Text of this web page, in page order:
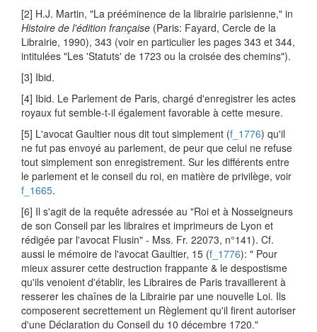
[2] H.J. Martin, "La prééminence de la librairie parisienne," in
Histoire de l'édition française (Paris: Fayard, Cercle de la
Librairie, 1990), 343 (voir en particulier les pages 343 et 344,
intitulées "Les 'Statuts' de 1723 ou la croisée des chemins").
[3] Ibid.
[4] Ibid. Le Parlement de Paris, chargé d'enregistrer les actes
royaux fut semble-t-il également favorable à cette mesure.
[5] L'avocat Gaultier nous dit tout simplement (f_1776) qu'il
ne fut pas envoyé au parlement, de peur que celui ne refuse
tout simplement son enregistrement. Sur les différents entre
le parlement et le conseil du roi, en matière de privilège, voir
f_1665.
[6] Il s'agit de la requête adressée au "Roi et à Nosseigneurs
de son Conseil par les libraires et imprimeurs de Lyon et
rédigée par l'avocat Flusin" - Mss. Fr. 22073, n°141). Cf.
aussi le mémoire de l'avocat Gaultier, 15 (f_1776): " Pour
mieux assurer cette destruction frappante & le despostisme
qu'ils venoient d'établir, les Libraires de Paris travaillerent à
resserer les chaînes de la Librairie par une nouvelle Loi. Ils
composerent secrettement un Règlement qu'il firent autoriser
d'une Déclaration du Conseil du 10 décembre 1720."